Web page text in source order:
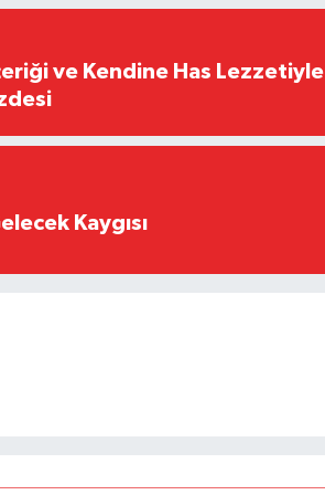
ve Kendine Has Lezzetiyle
Kaygısı